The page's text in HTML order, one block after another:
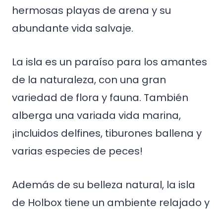
hermosas playas de arena y su
abundante vida salvaje.
La isla es un paraíso para los amantes
de la naturaleza, con una gran
variedad de flora y fauna. También
alberga una variada vida marina,
¡incluidos delfines, tiburones ballena y
varias especies de peces!
Además de su belleza natural, la isla
de Holbox tiene un ambiente relajado y